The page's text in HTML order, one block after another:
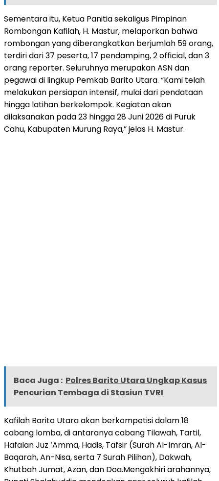
Sementara itu, Ketua Panitia sekaligus Pimpinan
Rombongan Kafilah, H. Mastur, melaporkan bahwa
rombongan yang diberangkatkan berjumlah 59 orang,
terdiri dari 37 peserta, 17 pendamping, 2 official, dan 3
orang reporter. Seluruhnya merupakan ASN dan
pegawai di lingkup Pemkab Barito Utara. “Kami telah
melakukan persiapan intensif, mulai dari pendataan
hingga latihan berkelompok. Kegiatan akan
dilaksanakan pada 23 hingga 28 Juni 2026 di Puruk
Cahu, Kabupaten Murung Raya,” jelas H. Mastur.
Baca Juga : Polres Barito Utara Ungkap Kasus
Pencurian Tembaga di Stasiun TVRI
Kafilah Barito Utara akan berkompetisi dalam 18
cabang lomba, di antaranya cabang Tilawah, Tartil,
Hafalan Juz ‘Amma, Hadis, Tafsir (Surah Al-Imran, Al-
Baqarah, An-Nisa, serta 7 Surah Pilihan), Dakwah,
Khutbah Jumat, Azan, dan Doa.Mengakhiri arahannya,